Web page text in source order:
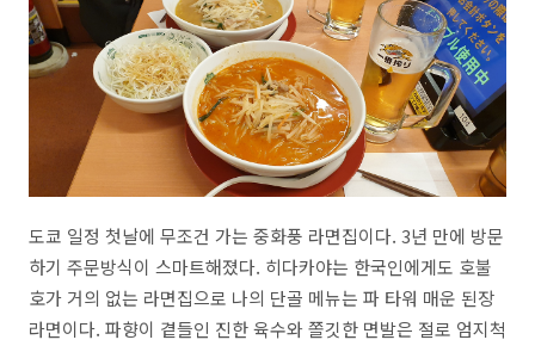
도쿄 일정 첫날에 무조건 가는 중화풍 라면집이다. 3년 만에 방문
하기 주문방식이 스마트해졌다. 히다카야는 한국인에게도 호불
호가 거의 없는 라면집으로 나의 단골 메뉴는 파 타워 매운 된장
라면이다. 파향이 곁들인 진한 육수와 쫄깃한 면발은 절로 엄지척